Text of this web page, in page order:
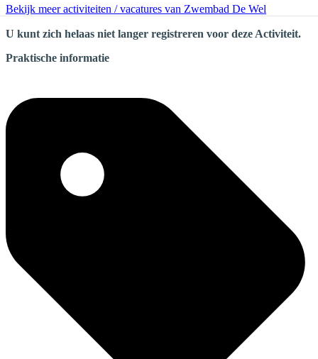
Bekijk meer activiteiten / vacatures van Zwembad De Wel
U kunt zich helaas niet langer registreren voor deze Activiteit.
Praktische informatie